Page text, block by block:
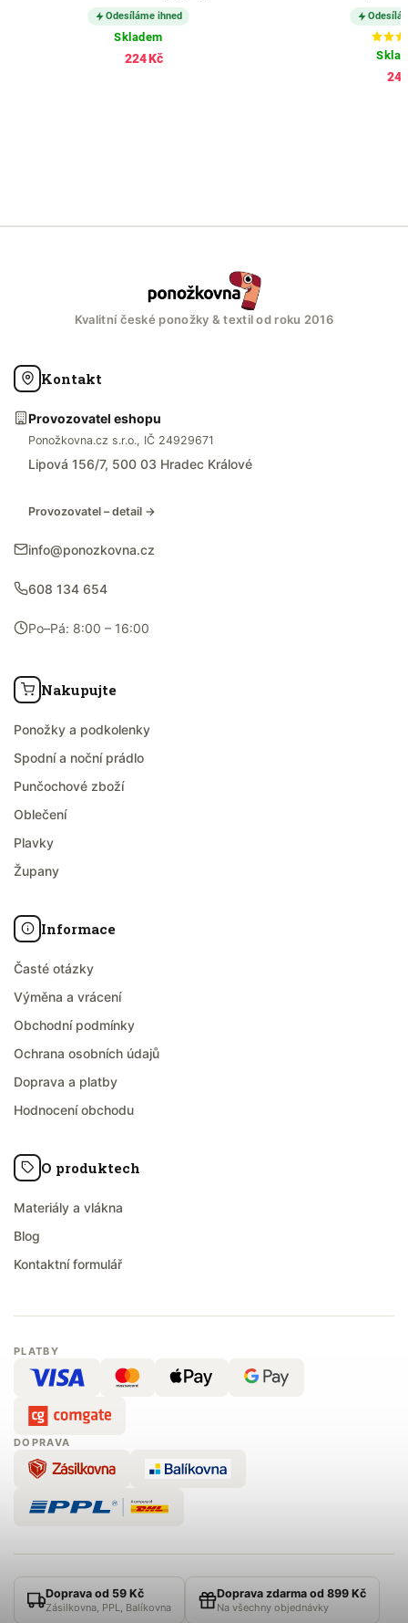
Odesíláme ihned
Skladem
224 Kč
Kvalitní české ponožky & textil od roku 2016
Kontakt
Provozovatel eshopu
Ponožkovna.cz s.r.o., IČ 24929671
Lipová 156/7, 500 03 Hradec Králové
Provozovatel – detail →
info@ponozkovna.cz
608 134 654
Po–Pá: 8:00 – 16:00
Nakupujte
Ponožky a podkolenky
Spodní a noční prádlo
Punčochové zboží
Oblečení
Plavky
Župany
Informace
Časté otázky
Výměna a vrácení
Obchodní podmínky
Ochrana osobních údajů
Doprava a platby
Hodnocení obchodu
O produktech
Materiály a vlákna
Blog
Kontaktní formulář
PLATBY
DOPRAVA
Doprava od 59 Kč
Zásilkovna, PPL, Balíkovna
Doprava zdarma od 899 Kč
Na všechny objednávky